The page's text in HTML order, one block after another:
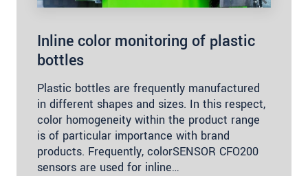
Inline color monitoring of plastic
bottles
Plastic bottles are frequently manufactured
in different shapes and sizes. In this respect,
color homogeneity within the product range
is of particular importance with brand
products. Frequently, colorSENSOR CFO200
sensors are used for inline…